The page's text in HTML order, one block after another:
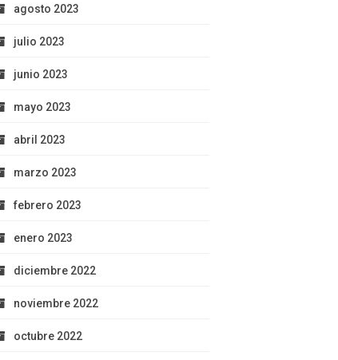
agosto 2023
julio 2023
junio 2023
mayo 2023
abril 2023
marzo 2023
febrero 2023
enero 2023
diciembre 2022
noviembre 2022
octubre 2022